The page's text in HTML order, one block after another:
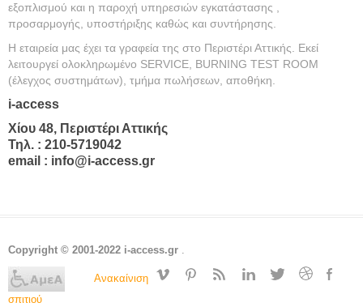
εξοπλισμού και η παροχή υπηρεσιών εγκατάστασης ,
προσαρμογής, υποστήριξης καθώς και συντήρησης.
Η εταιρεία μας έχει τα γραφεία της στο Περιστέρι Αττικής. Εκεί
λειτουργεί ολοκληρωμένο SERVICE, BURNING TEST ROOM
(έλεγχος συστημάτων), τμήμα πωλήσεων, αποθήκη.
i-access
Χίου 48, Περιστέρι Αττικής
Τηλ. : 210-5719042
email : info@i-access.gr
Copyright © 2001-2022 i-access.gr .
Ανακαίνιση
σπιτιού